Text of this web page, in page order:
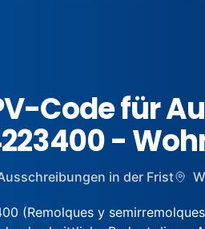
Code für
-
in der Frist
(Remolques y